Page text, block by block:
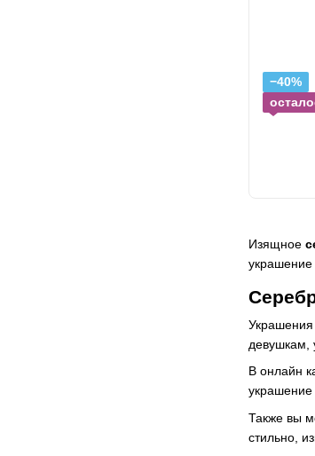
Изящное
украшение
Украшения
девушкам,
В онлайн
Также вы
стильно,
−40%